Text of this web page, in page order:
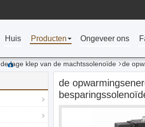
Huis Producten Ongeveer ons
de lage klep van de machtssolenoïde
de
de